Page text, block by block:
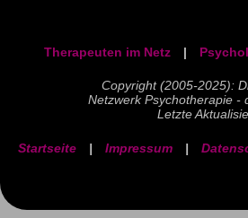
Therapeuten im Netz |
Copyright (2005-2025):
Netzwerk Psychotherapie -
Letzte
Startseite | Impressum |